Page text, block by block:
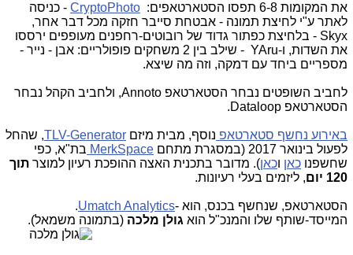
את המקומות 6-8 תפסו הסטארטאפים: CryptoPhoto - כניסה
לאתר ע"י לחיצת תמונה - אבטחת סייבר חזקה מכל דבר אחר,
Skyx - בלחיצת כפתור גדוד של רובוטים-רחפנים מעופפים ירססו
את השדות, ו-- YAru
שילב בין 2 משחקים פופולריים: אבן - נייר -
מספריים ביחד עם דמקה, וזה מה שיצא.
לחביב השופטים נבחר הסטארטאפ Annoto, ולחביב הקהל נבחר
הסטארטאפ Dataloop
.
באירוע נחשף סטארטאפ נוסף, מבית מיזם ,TLV-Generator שהחל
לפעול בינואר 2017 (במסגרת מתחם
MerkSpace בת"א, כפי
שחשפנו כאן וכאן). מדובר בתכנית האצה ההופכת רעיון למוצר תוך
120 יום
, ליזמים בעלי רעיונות.
הסטארטאפ, שנחשף בכנס, הוא -
Umatch Analytics
.
המייסד-שותף שלו והמנכ"ל הוא גולן מלכה (בתמונה משמאל).